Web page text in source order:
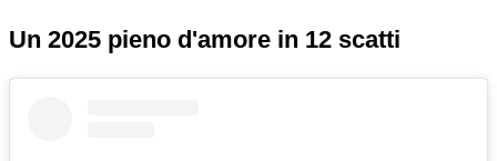
Un 2025 pieno d'amore in 12 scatti